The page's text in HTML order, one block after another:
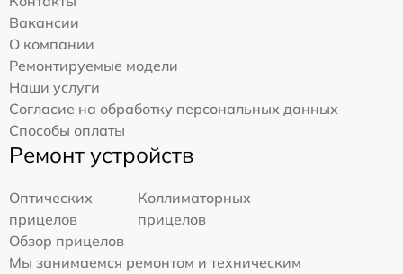
Вакансии
О компании
Ремонтируемые модели
Наши услуги
Согласие на обработку персональных данных
Способы оплаты
Ремонт устройств
Оптических
прицелов
Коллиматорных
прицелов
Обзор прицелов
Мы занимаемся ремонтом и техническим